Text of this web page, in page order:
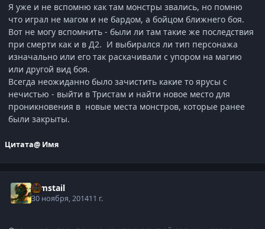
Я уже и не вспомню как там монстры звались, но помню
что играл не магом и не бардом, а бойцом ближнего боя.
Вот не могу вспомнить - были ли там такие же последствия
при смерти как и в Д2. И выбирался ли тип персонажа
изначально или его так раскачивали с упором на магию
или другой вид боя.
Всегда неожиданно было зачистить какие то ярусы с
нечистью - выйти в Тристам и найти новое место для
проникновения в новые места монстров, которые ранее
были закрыты.
Цитата@ Имя
Gimstail
30 ноября, 201411 г.